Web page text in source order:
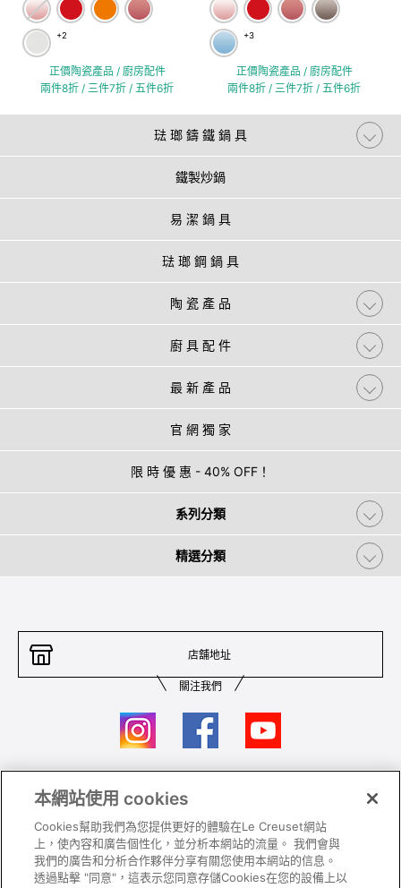
+2
正價陶瓷產品 / 廚房配件
兩件8折 / 三件7折 / 五件6折
+3
正價陶瓷產品 / 廚房配件
兩件8折 / 三件7折 / 五件6折
琺 瑯 鑄 鐵 鍋 具
鐵製炒鍋
易 潔 鍋 具
琺 瑯 鋼 鍋 具
陶 瓷 產 品
廚 具 配 件
最 新 產 品
官 網 獨 家
限 時 優 惠 - 40% OFF！
系列分類
精選分類
店舖地址
關注我們
聯絡我們
私隱政策 保養及使用
加入我們 Super MEGA SALE 條款及細則​
本網站使用 cookies
Cookies幫助我們為您提供更好的體驗在Le Creuset網站
上，使內容和廣告個性化，並分析本網站的流量。 我們會與
我們的廣告和分析合作夥伴分享有關您使用本網站的信息。
透過點擊 "同意"，這表示您同意存儲Cookies在您的設備上以